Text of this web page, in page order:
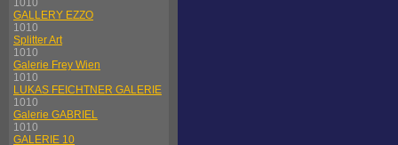
1010
GALLERY EZZO
1010
Splitter Art
1010
Galerie Frey Wien
1010
LUKAS FEICHTNER GALERIE
1010
Galerie GABRIEL
1010
GALERIE 10